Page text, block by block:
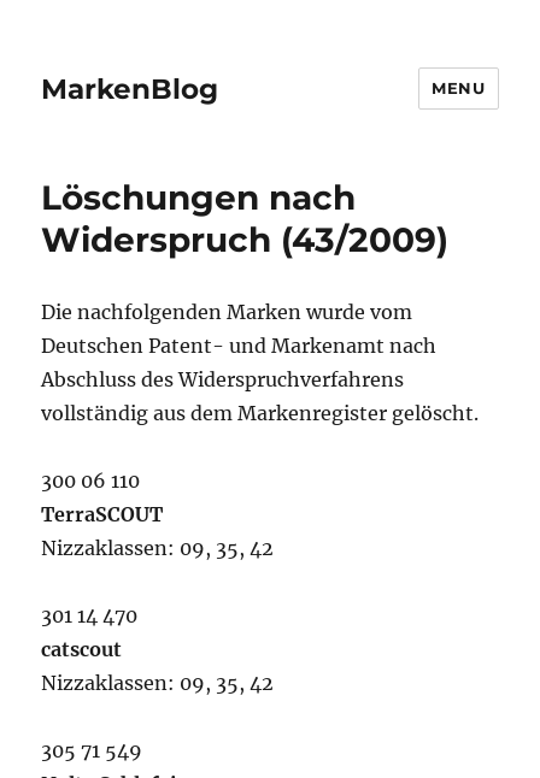
MarkenBlog MENU
Löschungen nach
Widerspruch (43/2009)
Die nachfolgenden Marken wurde vom
Deutschen Patent- und Markenamt nach
Abschluss des Widerspruchverfahrens
vollständig aus dem Markenregister gelöscht.
300 06 110
TerraSCOUT
Nizzaklassen: 09, 35, 42
301 14 470
catscout
Nizzaklassen: 09, 35, 42
305 71 549